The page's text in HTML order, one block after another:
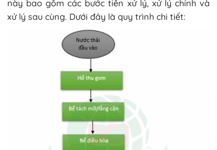
này bao gồm các bước tiền xử lý, xử lý chính và
xử lý sau cùng. Dưới đây là quy trình chi tiết: